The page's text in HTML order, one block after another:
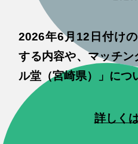
2026年6月12日付け
する内容や、マッチ
ル堂（宮崎県）」につ
詳しく